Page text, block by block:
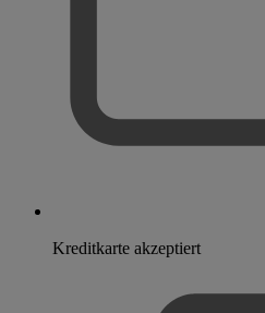
Kreditkarte akzeptiert